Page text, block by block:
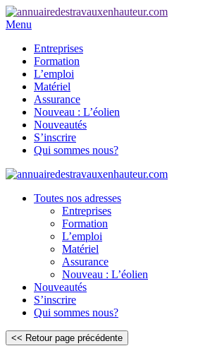
Menu
Entreprises
Formation
L’emploi
Matériel
Assurance
Nouveau : L’éolien
Nouveautés
S’inscrire
Qui sommes nous?
Toutes nos adresses
Entreprises
Formation
L’emploi
Matériel
Assurance
Nouveau : L’éolien
Nouveautés
S’inscrire
Qui sommes nous?